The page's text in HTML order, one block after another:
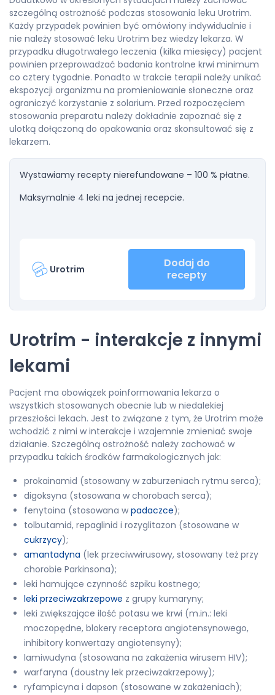
szczególną ostrożność podczas stosowania leku Urotrim.
Każdy przypadek powinien być omówiony indywidualnie i
nie należy stosować leku Urotrim bez wiedzy lekarza. W
przypadku długotrwałego leczenia (kilka miesięcy) pacjent
powinien przeprowadzać badania kontrolne krwi minimum
co cztery tygodnie. Ponadto w trakcie terapii należy unikać
ekspozycji organizmu na promieniowanie słoneczne oraz
ograniczyć korzystanie z solarium. Przed rozpoczęciem
stosowania preparatu należy dokładnie zapoznać się z
ulotką dołączoną do opakowania oraz skonsultować się z
lekarzem.
Wystawiamy recepty nierefundowane – 100 % płatne.
Maksymalnie 4 leki na jednej recepcie.
Urotrim
Dodaj do
recepty
Urotrim - interakcje z innymi
lekami
Pacjent ma obowiązek poinformowania lekarza o
wszystkich stosowanych obecnie lub w niedalekiej
przeszłości lekach. Jest to związane z tym, że Urotrim może
wchodzić z nimi w interakcje i wzajemnie zmieniać swoje
działanie. Szczególną ostrożność należy zachować w
przypadku takich środków farmakologicznych jak:
prokainamid (stosowany w zaburzeniach rytmu serca);
digoksyna (stosowana w chorobach serca);
fenytoina (stosowana w padaczce);
tolbutamid, repaglinid i rozyglitazon (stosowane w
cukrzycy);
amantadyna (lek przeciwwirusowy, stosowany też przy
chorobie Parkinsona);
leki hamujące czynność szpiku kostnego;
leki przeciwzakrzepowe z grupy kumaryny;
leki zwiększające ilość potasu we krwi (m.in.: leki
moczopędne, blokery receptora angiotensynowego,
inhibitory konwertazy angiotensyny);
lamiwudyna (stosowana na zakażenia wirusem HIV);
warfaryna (doustny lek przeciwzakrzepowy);
ryfampicyna i dapson (stosowane w zakażeniach);